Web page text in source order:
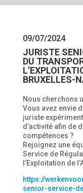
09/07/2024
JURISTE
DU
BRUXELLES-
Nous cherchons
Vous avez envie
juriste
d’activité afin de
compétences ?
Rejoignez une
Service de
l’Exploitation de
https://
senior-service-